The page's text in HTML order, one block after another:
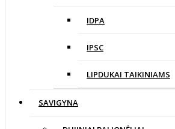
IDPA
IPSC
LIPDUKAI TAIKINIAMS
SAVIGYNA